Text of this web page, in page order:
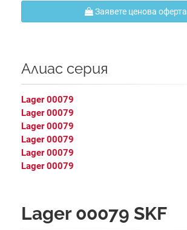
Заявете ценова оферта
Алиас серия
Lager 00079
Lager 00079
Lager 00079
Lager 00079
Lager 00079
Lager 00079
Lager 00079 SKF